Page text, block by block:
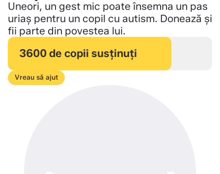
Uneori, un gest mic poate însemna un pas
uriaș pentru un copil cu autism. Donează și
fii parte din povestea lui.
3600 de copii susținuți
Vreau să ajut